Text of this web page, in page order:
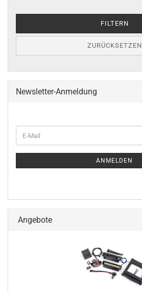
FILTERN
ZURÜCKSETZEN
Newsletter-Anmeldung
ZUR
E-
Mail
ANMELDEN
Angebote